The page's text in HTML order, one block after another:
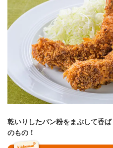
乾いりしたパン粉をまぶして香
のもの！